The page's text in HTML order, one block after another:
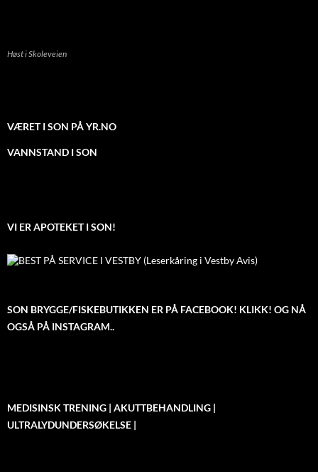
Høst i Skoleveien
VÆRET I SON PÅ YR.NO
VANNSTAND I SON
VI ER APOTEKET I SON!
SON BRYGGE/FISKEBUTIKKEN ER PÅ FACEBOOK! KLIKK! OG NÅ
OGSÅ PÅ INSTAGRAM..
MEDISINSK TRENING | AKUTTBEHANDLING |
ULTRALYDUNDERSØKELSE |